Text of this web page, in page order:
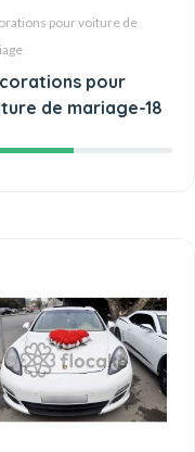
pour voiture de
pour
de mariage-18